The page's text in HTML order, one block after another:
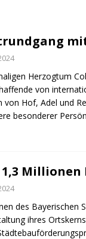
HABA Bad Rodach
Herzogtum
von
von Hof, Adel und
besonderer
Millionen
des Bayerischen
ihres